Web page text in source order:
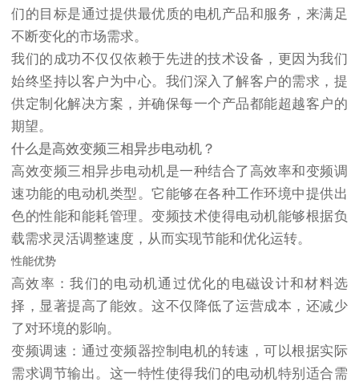
们的目标是通过提供最优质的电机产品和服务，来满足
不断变化的市场需求。
我们的成功不仅仅依赖于先进的技术设备，更因为我们
始终坚持以客户为中心。我们深入了解客户的需求，提
供定制化解决方案，并确保每一个产品都能超越客户的
期望。
什么是高效变频三相异步电动机？
高效变频三相异步电动机是一种结合了高效率和变频调
速功能的电动机类型。它能够在各种工作环境中提供出
色的性能和能耗管理。变频技术使得电动机能够根据负
载需求灵活调整速度，从而实现节能和优化运转。
性能优势
高效率 ：我们的电动机通过优化的电磁设计和材料选
择，显著提高了能效。这不仅降低了运营成本，还减少
了对环境的影响。
变频调速 ：通过变频器控制电机的转速，可以根据实际
需求调节输出。这一特性使得我们的电动机特别适合需